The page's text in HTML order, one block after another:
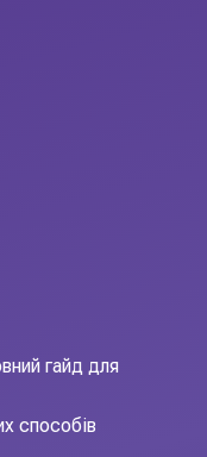
гайд для
способів